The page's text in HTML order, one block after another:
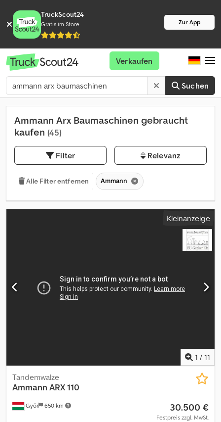
TruckScout24
Gratis im Store Zur App
Suchen
Verkaufen
Ammann Arx Baumaschinen gebraucht
kaufen (45)
Filter Relevanz
Alle Filter entfernen Ammann
Kleinanzeige
1 / 11
Győr 650 km
Tandemwalze
Ammann ARX 110
30.500 €
Festpreis zzgl. MwSt.